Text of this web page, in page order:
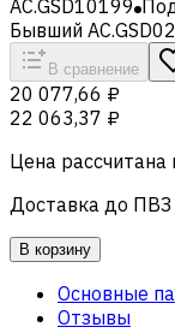
AC.GSD10199
Бывший
В сравнение
20 077,66 ₽
22 063,37 ₽
Цена рассчитана
Доставка до
В корзину
Основные
Отзывы